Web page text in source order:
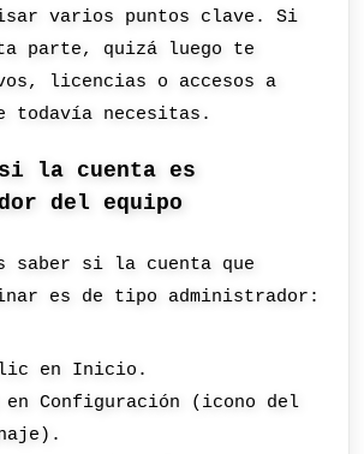
varios puntos clave. Si
parte, quizá luego te
licencias o accesos a
todavía necesitas.
si la cuenta es
del equipo
saber si la cuenta que
es de tipo administrador:
en Inicio.
en Configuración (icono del